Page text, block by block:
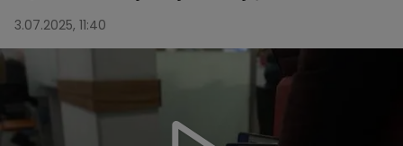
3.07.2025, 11:40